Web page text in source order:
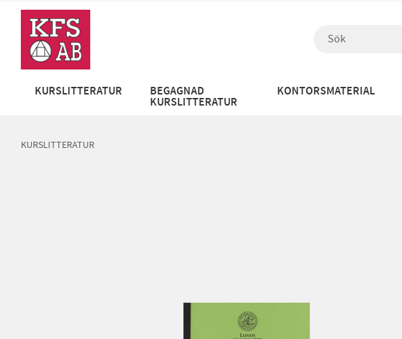
KURSLITTERATUR BEGAGNAD
KURSLITTERATUR
KONTORSMATERIAL
KURSLITTERATUR